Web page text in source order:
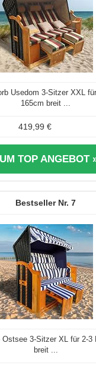
Usedom 3-Sitzer XXL für
165cm breit ...
419,99 €
TOP ANGEBOT
7
Ostsee 3-Sitzer XL für 2-3
breit ...